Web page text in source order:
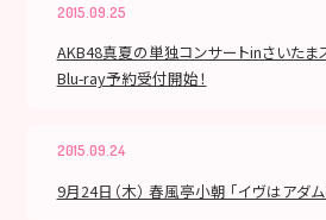
2015.09.25
AKB48真夏の単独コンサートinさいたま
Blu-ray予約受付開始！
2015.09.24
9月24日（木） 春風亭小朝 「イヴはアダ